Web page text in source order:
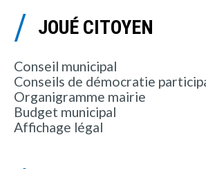
JOUÉ CITOYEN
Conseil municipal
Conseils de démocratie
Organigramme mairie
Budget municipal
Affichage légal